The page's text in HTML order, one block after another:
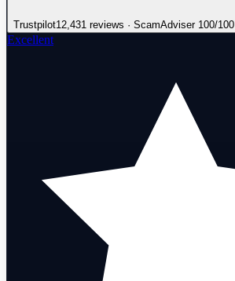
Trustpilot12,431 reviews · ScamAdviser 100/100
Excellent